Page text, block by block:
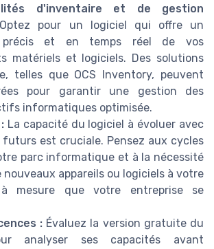
d'inventaire et de gestion
Optez pour un logiciel qui offre un
précis et en temps réel de vos
matériels et logiciels. Des solutions
telles que OCS Inventory, peuvent
pour garantir une gestion des
informatiques optimisée.
La capacité du logiciel à évoluer avec
futurs est cruciale. Pensez aux cycles
parc informatique et à la nécessité
nouveaux appareils ou logiciels à votre
mesure que votre entreprise se
: Évaluez la version gratuite du
analyser ses capacités avant